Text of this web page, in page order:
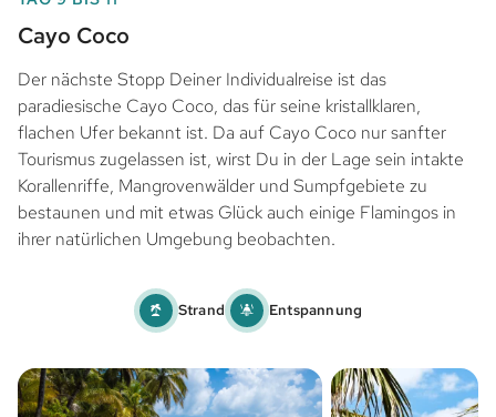
Cayo Coco
Der nächste Stopp Deiner Individualreise ist das
paradiesische Cayo Coco, das für seine kristallklaren,
flachen Ufer bekannt ist. Da auf Cayo Coco nur sanfter
Tourismus zugelassen ist, wirst Du in der Lage sein intakte
Korallenriffe, Mangrovenwälder und Sumpfgebiete zu
bestaunen und mit etwas Glück auch einige Flamingos in
ihrer natürlichen Umgebung beobachten.
Strand Entspannung